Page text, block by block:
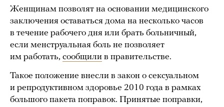
Женщинам позволят на основании медицинского
заключения оставаться дома на несколько часов
в течение рабочего дня или брать больничный,
если менструальная боль не позволяет
им работать, сообщили в правительстве.
Такое положение внесли в закон о сексуальном
и репродуктивном здоровье 2010 года в рамках
большого пакета поправок. Принятые поправки,